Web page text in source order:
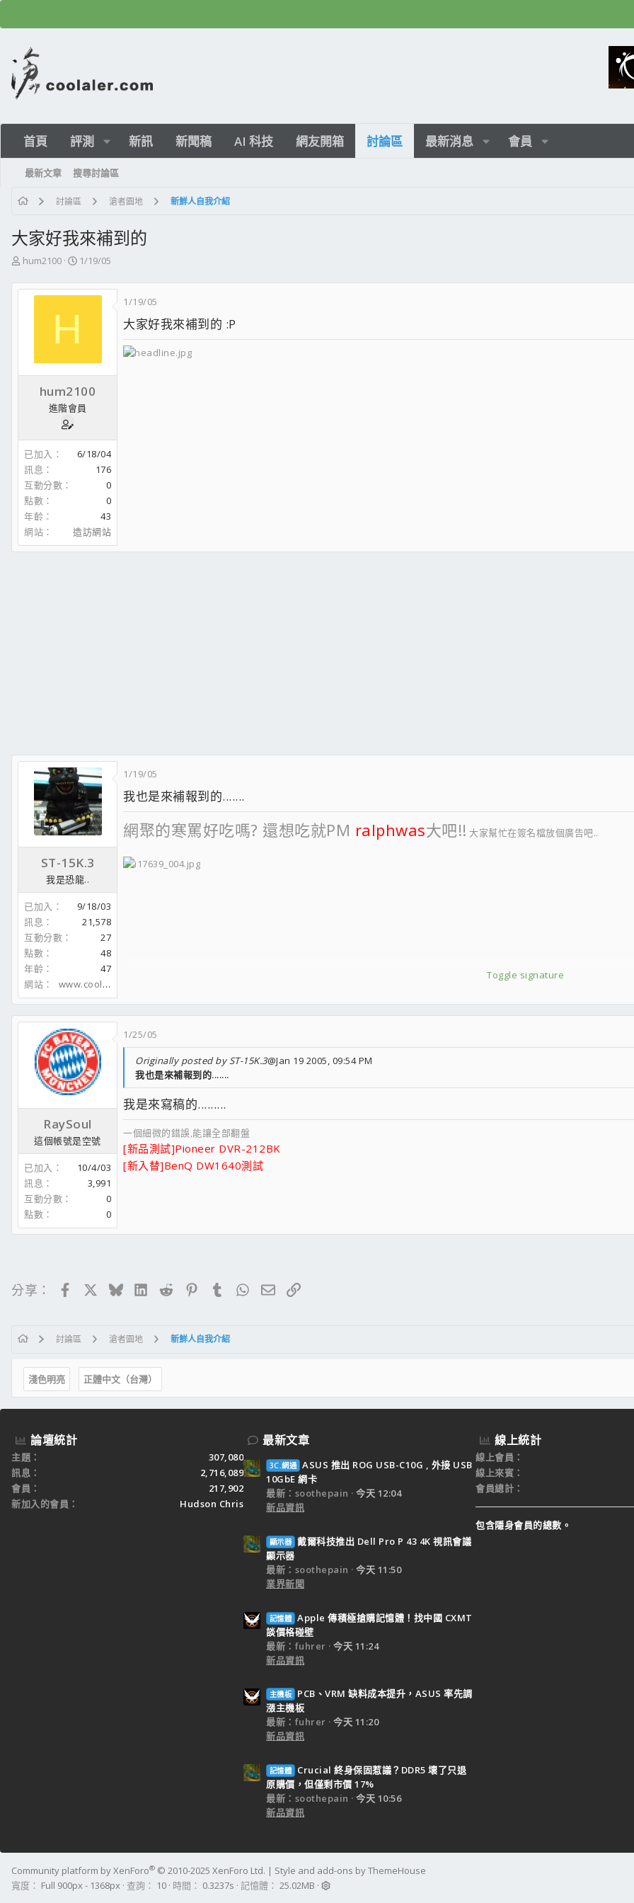
首頁 評測 新訊 新聞稿 AI 科技 網友開箱 討論區 最新消息 會員
最新文章 搜尋討論區
討論區 滄者園地 新鮮人自我介紹
大家好我來補到的
主
發
hum2100
開
日
1/19/05
H
hum2100
進階會員
已加入
6/18/04
訊息
176
互動分數
0
點數
0
年齡
43
網站
造訪網站
1/19/05
大家好我來補到的 :P
ST-15K.3
我是恐龍..
已加入
9/18/03
訊息
21,578
互動分數
27
點數
48
年齡
47
網站
www.coolaler.com
1/19/05
我也是來補報到的.......
Toggle signature
網聚的寒罵好吃嗎? 還想吃就PM ralphwas大吧!! 大家幫忙在簽名檔放個廣告吧..
RaySoul
這個帳號是空號
已加入
10/4/03
訊息
3,991
互動分數
0
點數
0
1/25/05
Originally posted by ST-15K.3@Jan 19 2005, 09:54 PM
我也是來補報到的.......
我是來寫稿的.........
一個細微的錯誤,能讓全部翻盤
[新品測試]Pioneer DVR-212BK
[新入替]BenQ DW1640測試
分享： FacebookBlueskyLinkedIn
RedditPinterestTumblrWhatsApp
電子郵件
連結
討論區 滄者園地 新鮮人自我介紹
淺色明亮 正體中文（台灣）
論壇統計
主題
307,080
訊息
2,716,089
會員
217,902
新加入的會員
Hudson Chris
最新文章
3C.網通 ASUS 推出 ROG USB-C10G , 外接 USB
10GbE 網卡
最新：soothepain
今天 12:04
新品資訊
顯示器 戴爾科技推出 Dell Pro P 43 4K 視訊會議
顯示器
最新：soothepain
今天 11:50
業界新聞
記憶體 Apple 傳積極搶購記憶體！找中國 CXMT
談價格碰壁
最新：fuhrer
今天 11:24
新品資訊
主機板
PCB、VRM 缺料成本提升，ASUS 率先調
漲主機板
最新：fuhrer
今天 11:20
新品資訊
記憶體
Crucial 終身保固惹議？DDR5 壞了只退
原購價，但僅剩市價 17%
最新：soothepain
今天 10:56
新品資訊
線上統計
線上會員
線上來賓
會員總計
包含隱身會員的總數。
Community platform by XenForo® © 2010-2025 XenForo Ltd. | Style and add-ons by ThemeHouse
寬度
查詢 10 時間 0.3237s 記憶體 25.02MB